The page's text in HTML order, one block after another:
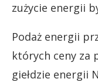
zużycie energii
Podaż energii
których ceny za
giełdzie energii